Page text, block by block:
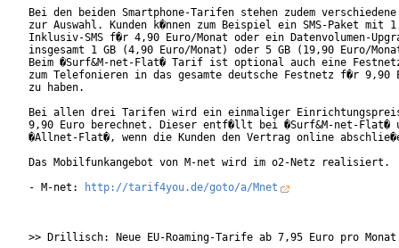
Bei den beiden Smartphone-Tarifen stehen zudem
zur Auswahl. Kunden k�nnen zum Beispiel ein SMS-Paket mit
Inklusiv-SMS f�r 4,90 Euro/Monat oder ein Datenvolumen-
insgesamt 1 GB (4,90 Euro/Monat) oder 5 GB (19,90 Euro/
Beim �Surf&M-net-Flat� Tarif ist optional auch eine
zum Telefonieren in das gesamte deutsche Festnetz f�r 9,90
zu haben.
Bei allen drei Tarifen wird ein einmaliger
9,90 Euro berechnet. Dieser entf�llt bei �Surf&M-net-Flat�
�Allnet-Flat�, wenn die Kunden den Vertrag online
Das Mobilfunkangebot von M-net wird im o2-Netz realisiert.
- M-net:
http://tarif4you.de/goto/a/Mnet
>> Drillisch: Neue EU-Roaming-Tarife ab 7,95 Euro pro Monat